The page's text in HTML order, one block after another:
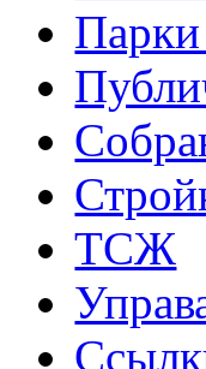
Парки
ТСЖ